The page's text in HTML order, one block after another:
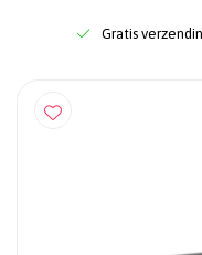
Gratis